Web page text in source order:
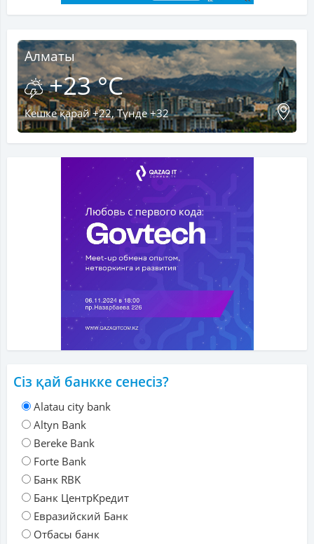
Алматы
+23 °C
Кешке қарай +22, Түнде +32
Сіз қай банкке сенесіз?
Alatau city bank
Altyn Bank
Bereke Bank
Forte Bank
Банк RBK
Банк ЦентрКредит
Евразийский Банк
Отбасы банк